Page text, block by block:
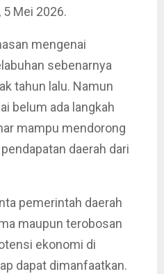
5 Mei 2026.
mengenai
sebenarnya
tahun lalu. Namun
belum ada langkah
mampu mendorong
daerah dari
pemerintah daerah
maupun terobosan
ekonomi di
dapat dimanfaatkan.